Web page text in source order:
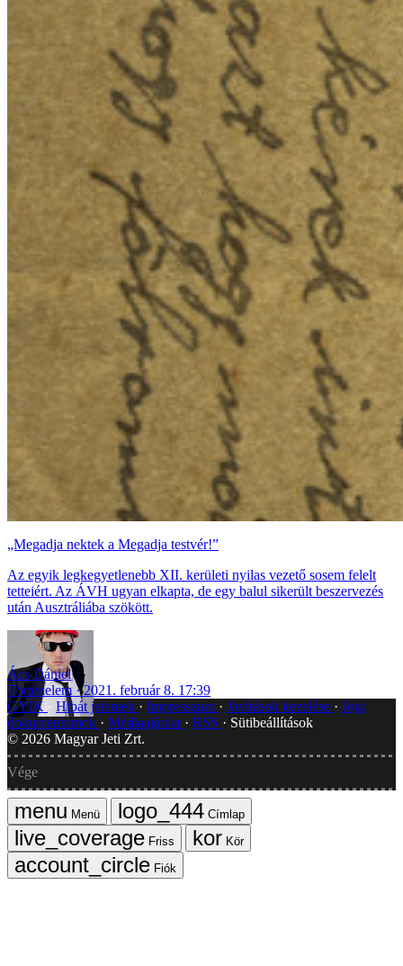
„Megadja nektek a Megadja testvér!”
Az egyik legkegyetlenebb XII. kerületi nyilas vezető sosem felelt
tetteiért. Az ÁVH ugyan elkapta, de egy balul sikerült beszervezés
után Ausztráliába szökött.
Ács Dániel
Történelem
2021. február 8. 17:39
GYIK
Hibát jelentek Impresszum Javítások kezelése
Jogi
dokumentumok
Médiaajánlat RSS
Sütibeállítások
© 2026 Magyar Jeti Zrt.
Vége
Menü
Címlap
Friss
Kör
Fiók